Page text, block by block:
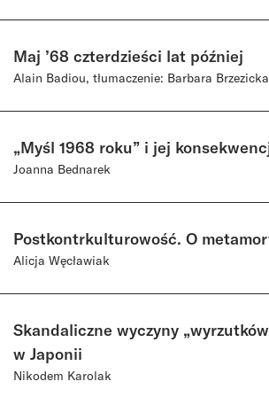
Maj ’68 czterdzieści lat później
Alain Badiou, tłumaczenie: Barbara Brzezicka
„Myśl 1968 roku” i jej
Joanna Bednarek
Postkontrkulturowość. O
Alicja Węcławiak
Skandaliczne wyczyny
w Japonii
Nikodem Karolak